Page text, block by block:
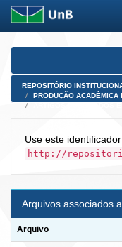
Skip
REPOSITÓRIO
PRODUÇÃO ACADÊMICA
Use este
http://
Arquivos associados
Arquivo